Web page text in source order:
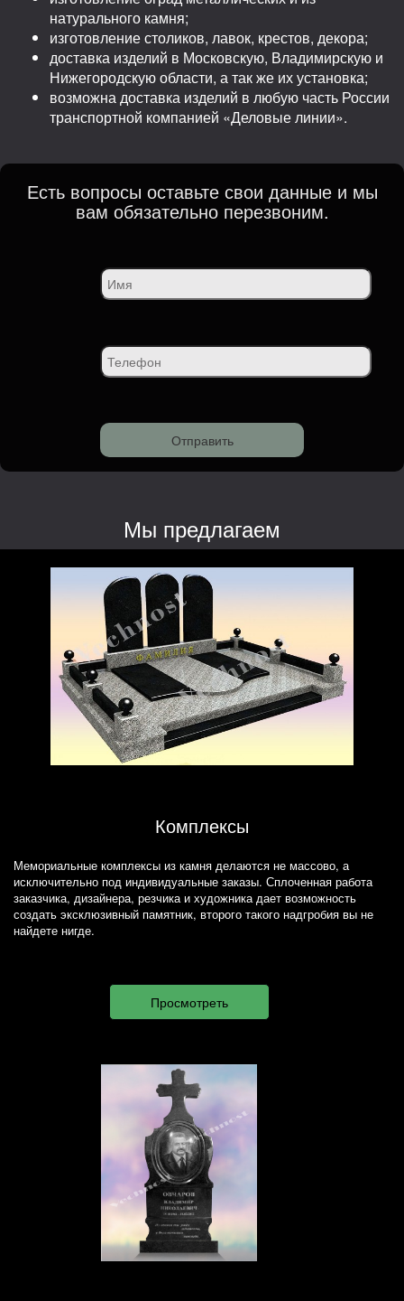
натурального камня;
изготовление столиков, лавок, крестов, декора;
доставка изделий в Московскую, Владимирскую и
Нижегородскую области, а так же их установка;
возможна доставка изделий в любую часть России
транспортной компанией «Деловые линии».
Есть вопросы оставьте свои данные и мы
вам обязательно перезвоним.
Мы предлагаем
Комплексы
Мемориальные комплексы из камня делаются не массово, а
исключительно под индивидуальные заказы. Сплоченная работа
заказчика, дизайнера, резчика и художника дает возможность
создать эксклюзивный памятник, второго такого надгробия вы не
найдете нигде.